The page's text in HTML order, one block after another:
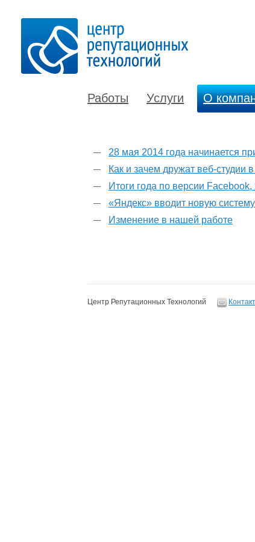
Работы Услуги О
28 мая 2014 года начинается
Как и зачем дружат веб-студии
Итоги года по версии
«Яндекс» вводит новую
Изменение в нашей работе
Центр Репутационных Технологий